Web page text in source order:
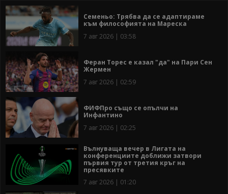
Семеньо: Трябва да се адаптираме
към философията на Мареска
7 авг 2026 | 03:58
Феран Торес е казал "да" на Пари Сен
Жермен
7 авг 2026 | 02:59
ФИФПро също се опълчи на
Инфантино
7 авг 2026 | 02:25
Вълнуваща вечер в Лигата на
конференциите доближи затвори
първия тур от третия кръг на
пресявките
7 авг 2026 | 01:20